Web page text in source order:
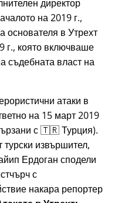
директор
на 2019 г.,
основателя в Утрехт
г., която включваше
съдебната власт на
атаки в
на 15 март 2019
с 🇹🇷 Турция).
турски извършител,
Ердоган сподели
с
накара репортер